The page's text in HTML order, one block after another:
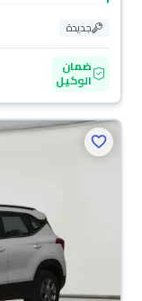
جديدة
ضمان
الوكيل